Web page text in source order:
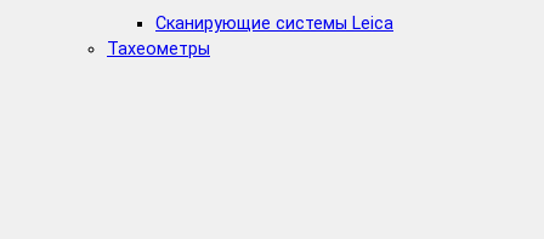
Сканирующие системы Leica
Тахеометры